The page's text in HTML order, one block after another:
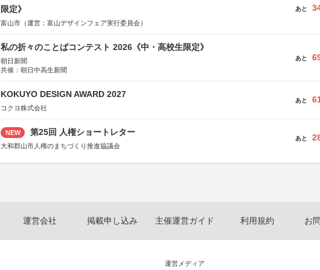
限定》
富山市（運営：富山デザインフェア実行委員会）
あと
私の折々のことばコンテスト 2026《中・高校生限定》
朝日新聞
共催：朝日中高生新聞
あと
KOKUYO DESIGN AWARD 2027
コクヨ株式会社
あと
NEW 第25回 人権ショートレター
大和郡山市人権のまちづくり推進協議会
あと
運営会社 掲載申し込み 主催運営ガイド 利用規約 お
運営メディア